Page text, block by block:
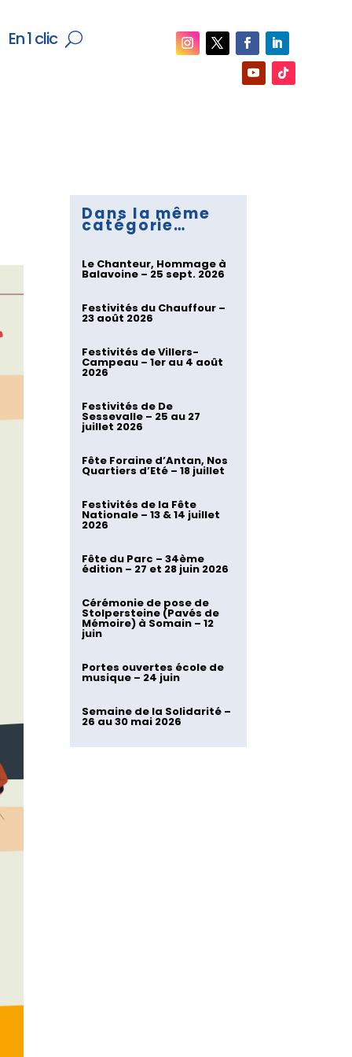
En 1 clic
Dans la même
catégorie…
Le Chanteur, Hommage à
Balavoine – 25 sept. 2026
Festivités du Chauffour –
23 août 2026
Festivités de Villers-
Campeau – 1er au 4 août
2026
Festivités de De
Sessevalle – 25 au 27
juillet 2026
Fête Foraine d’Antan, Nos
Quartiers d’Eté – 18 juillet
Festivités de la Fête
Nationale – 13 & 14 juillet
2026
Fête du Parc – 34ème
édition – 27 et 28 juin 2026
Cérémonie de pose de
Stolpersteine (Pavés de
Mémoire) à Somain – 12
juin
Portes ouvertes école de
musique – 24 juin
Semaine de la Solidarité –
26 au 30 mai 2026